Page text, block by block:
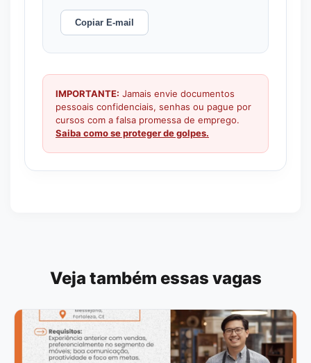
Copiar E-mail
IMPORTANTE: Jamais envie documentos
pessoais confidenciais, senhas ou pague por
cursos com a falsa promessa de emprego.
Saiba como se proteger de golpes.
Veja também essas vagas